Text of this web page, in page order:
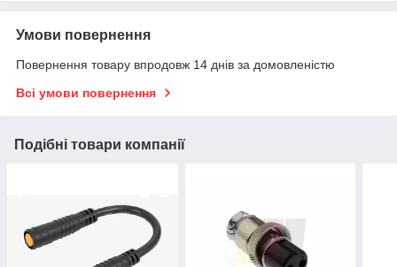
Умови повернення
Повернення товару впродовж 14 днів за домовленістю
Всі умови повернення
Подібні товари компанії